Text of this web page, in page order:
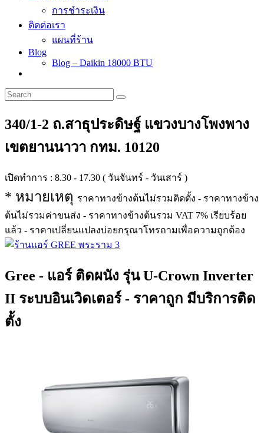
การชำระเงิน
ติดต่อเรา
แผนที่ร้าน
Blog
Blog – Daikin 18000 BTU
340/1-2 ถ.สาธุประดิษฐ์ แขวงบางโพงพาง
เขตยานนาวา กทม. 10120
เปิดทำการ : 8.30 - 17.30 ( วันจันทร์ - วันเสาร์ )
* หมายเหตุ ราคาทางข้างต้นไม่รวมติดตั้ง - ราคาทางข้าง
ต้นไม่รวมค่าขนส่ง - ราคาทางข้างต้นรวม VAT 7% เรียบร้อย
แล้ว - ราคาเปลี่ยนแปลงบ่อยกรุณาโทรถามเพื่อความถูกต้อง
Gree - แอร์ ติดผนัง รุ่น U-Crown Inverter
II ระบบอินเวิดเตอร์ - ราคาถูก มีบริการติด
ตั้ง